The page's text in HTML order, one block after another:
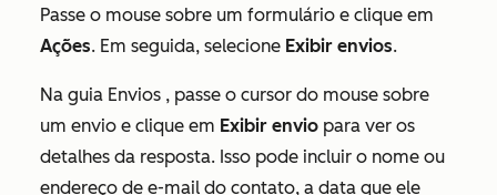
Passe o mouse sobre um formulário e clique em
Ações. Em seguida, selecione Exibir envios.
Na guia Envios , passe o cursor do mouse sobre
um envio e clique em Exibir envio para ver os
detalhes da resposta. Isso pode incluir o nome ou
endereço de e-mail do contato, a data que ele